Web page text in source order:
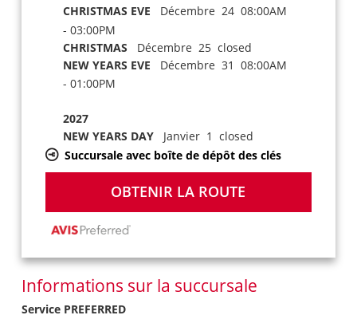
CHRISTMAS EVE Décembre 24 08:00AM
- 03:00PM
CHRISTMAS Décembre 25 closed
NEW YEARS EVE Décembre 31 08:00AM
- 01:00PM
2027
NEW YEARS DAYJanvier 1 closed
Succursale avec boîte de dépôt des clés
OBTENIR LA ROUTE
Informations sur la succursale
Service PREFERRED